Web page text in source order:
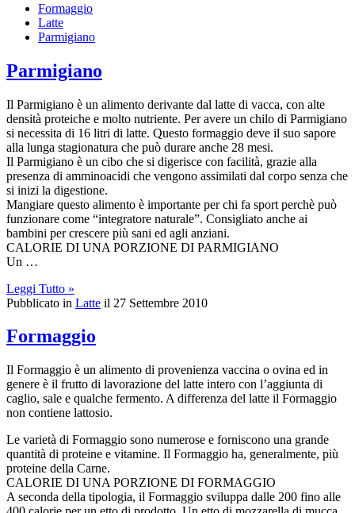
Formaggio
Latte
Parmigiano
Parmigiano
Il Parmigiano è un alimento derivante dal latte di vacca, con alte
densità proteiche e molto nutriente. Per avere un chilo di Parmigiano
si necessita di 16 litri di latte. Questo formaggio deve il suo sapore
alla lunga stagionatura che può durare anche 28 mesi.
Il Parmigiano è un cibo che si digerisce con facilità, grazie alla
presenza di amminoacidi che vengono assimilati dal corpo senza che
si inizi la digestione.
Mangiare questo alimento è importante per chi fa sport perchè può
funzionare come “integratore naturale”. Consigliato anche ai
bambini per crescere più sani ed agli anziani.
CALORIE DI UNA PORZIONE DI PARMIGIANO
Un …
Leggi Tutto »
Pubblicato in Latte il 27 Settembre 2010
Formaggio
Il Formaggio è un alimento di provenienza vaccina o ovina ed in
genere è il frutto di lavorazione del latte intero con l’aggiunta di
caglio, sale e qualche fermento. A differenza del latte il Formaggio
non contiene lattosio.
Le varietà di Formaggio sono numerose e forniscono una grande
quantità di proteine e vitamine. Il Formaggio ha, generalmente, più
proteine della Carne.
CALORIE DI UNA PORZIONE DI FORMAGGIO
A seconda della tipologia, il Formaggio sviluppa dalle 200 fino alle